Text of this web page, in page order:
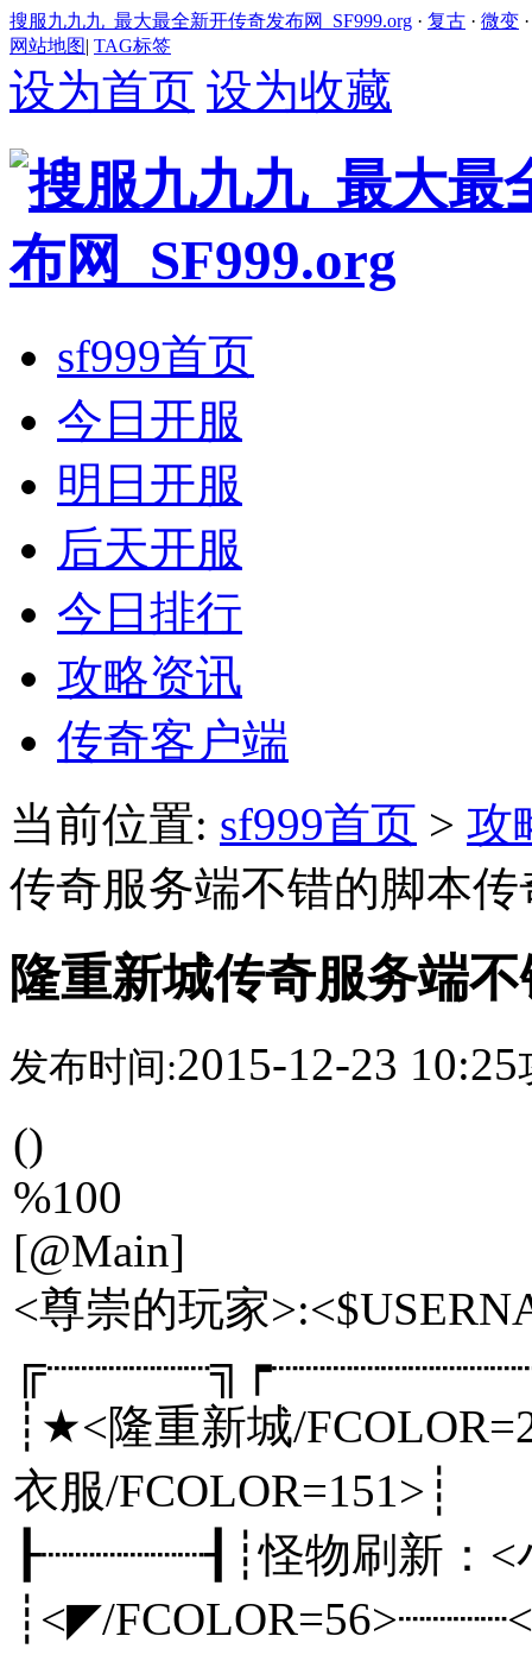
搜服九九九_最大最全新开传奇发布网_SF999.org · 复古 · 微变
网站地图| TAG标签
设为首页 设为收藏
sf999首页
今日开服
明日开服
后天开服
今日排行
攻略资讯
传奇客户端
当前位置: sf999首页 > 攻
传奇服务端不错的脚本
隆重新城传奇服务端
发布时间:2015-12-23 10:25
()
%100
[@Main]
<尊崇的玩家
┊★<隆重新城/
衣服/
┠┈┈┈┈┈┈┨┊怪物刷新
┊<◤/